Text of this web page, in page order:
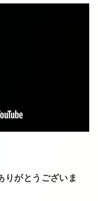
りがとうございま